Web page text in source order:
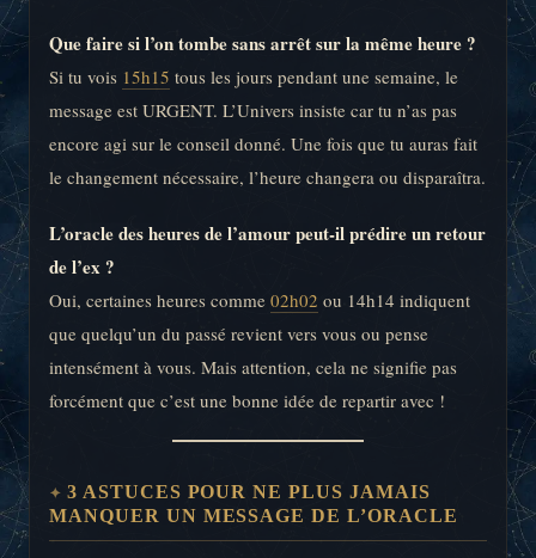
Que faire si l’on tombe sans arrêt sur la même heure ?
Si tu vois 15h15 tous les jours pendant une semaine, le
message est URGENT. L’Univers insiste car tu n’as pas
encore agi sur le conseil donné. Une fois que tu auras fait
le changement nécessaire, l’heure changera ou disparaîtra.
L’oracle des heures de l’amour peut-il prédire un retour
de l’ex ?
Oui, certaines heures comme 02h02 ou 14h14 indiquent
que quelqu’un du passé revient vers vous ou pense
intensément à vous. Mais attention, cela ne signifie pas
forcément que c’est une bonne idée de repartir avec !
3 ASTUCES POUR NE PLUS JAMAIS
MANQUER UN MESSAGE DE L’ORACLE